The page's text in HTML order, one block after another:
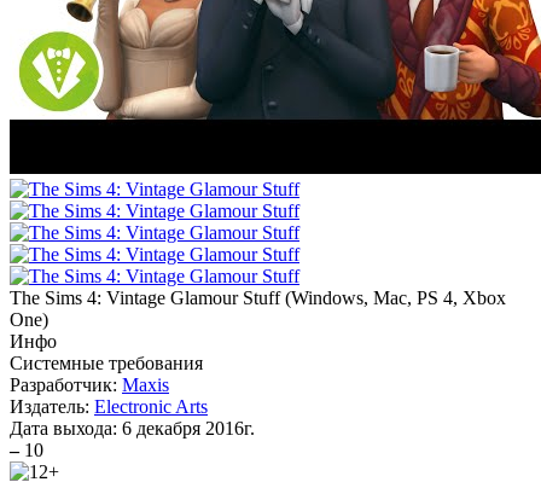
The Sims 4: Vintage Glamour Stuff (Windows, Mac, PS 4, Xbox
One)
Инфо
Системные требования
Разработчик: Maxis
Издатель: Electronic Arts
Дата выхода: 6 декабря 2016г.
– 10